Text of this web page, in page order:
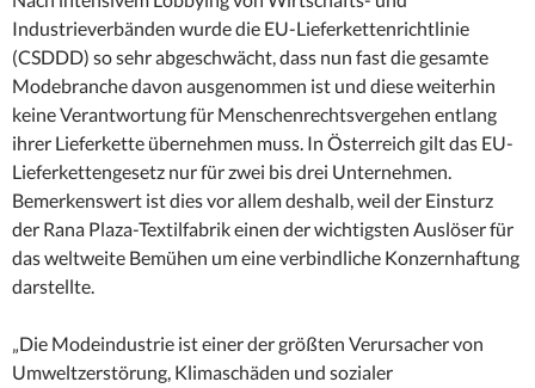
Industrieverbänden wurde die EU-Lieferkettenrichtlinie
(CSDDD) so sehr abgeschwächt, dass nun fast die gesamte
Modebranche davon ausgenommen ist und diese weiterhin
keine Verantwortung für Menschenrechtsvergehen entlang
ihrer Lieferkette übernehmen muss. In Österreich gilt das EU-
Lieferkettengesetz nur für zwei bis drei Unternehmen.
Bemerkenswert ist dies vor allem deshalb, weil der Einsturz
der Rana Plaza-Textilfabrik einen der wichtigsten Auslöser für
das weltweite Bemühen um eine verbindliche Konzernhaftung
darstellte.
„Die Modeindustrie ist einer der größten Verursacher von
Umweltzerstörung, Klimaschäden und sozialer